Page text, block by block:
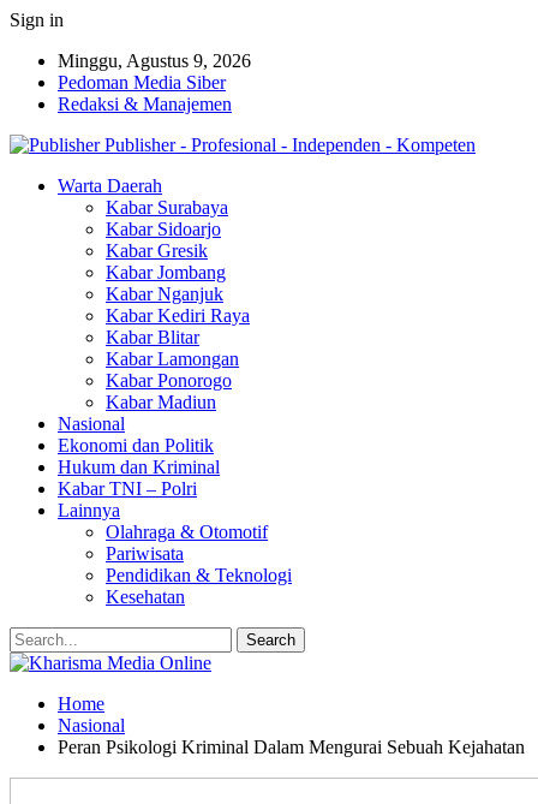
Sign in
Minggu, Agustus 9, 2026
Pedoman Media Siber
Redaksi & Manajemen
Publisher - Profesional - Independen - Kompeten
Warta Daerah
Kabar Surabaya
Kabar Sidoarjo
Kabar Gresik
Kabar Jombang
Kabar Nganjuk
Kabar Kediri Raya
Kabar Blitar
Kabar Lamongan
Kabar Ponorogo
Kabar Madiun
Nasional
Ekonomi dan Politik
Hukum dan Kriminal
Kabar TNI – Polri
Lainnya
Olahraga & Otomotif
Pariwisata
Pendidikan & Teknologi
Kesehatan
Home
Nasional
Peran Psikologi Kriminal Dalam Mengurai Sebuah Kejahatan